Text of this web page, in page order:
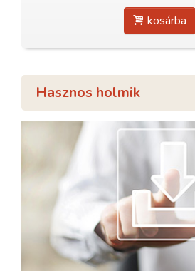
kosárba
Hasznos holmik